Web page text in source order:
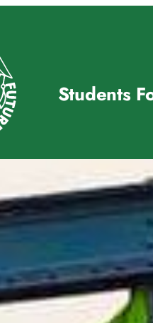
Students